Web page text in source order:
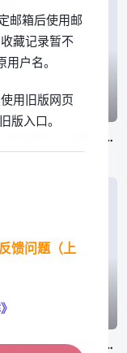
拯救替身千金的是冷酷无情冰之王子的爱
,,,
转学后班上的清纯可爱美少女，竟是小时候玩在一起的哥们儿
邮箱后使用邮
藏记录暂不
户名。
用旧版网页
版入口。
馈问题（上